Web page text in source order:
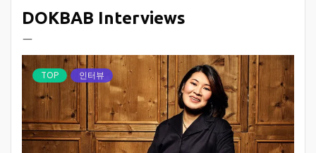
DOKBAB Interviews
ㅡ
TOP 인터뷰